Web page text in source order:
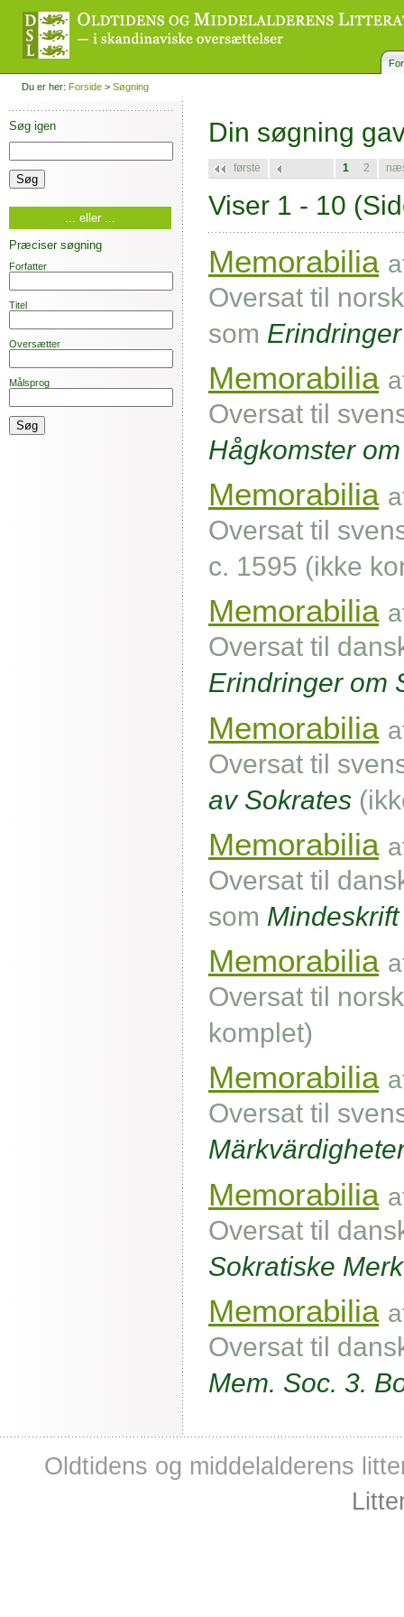
Du er her: Forside > Søgning
Søg igen
... eller ...
Præciser søgning
Forfatter
Titel
Oversætter
Målsprog
Din søgning
første 1 2
Viser 1 - 10
Memorabilia
Oversat til
som
Memorabilia
Oversat til
Hågkomster
Memorabilia
Oversat til
c. 1595 (ikke
Memorabilia
Oversat til
Erindringer om
Memorabilia
Oversat til
av Sokrates
Memorabilia
Oversat til
som
Memorabilia
Oversat til
komplet)
Memorabilia
Oversat til
Memorabilia
Oversat til
Sokratiske
Memorabilia
Oversat til
Mem. Soc. 3.
Oldtidens og middelalderens